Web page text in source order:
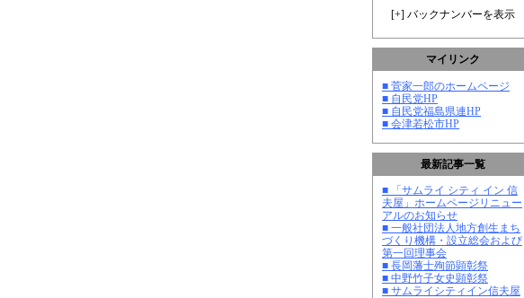
[+] バックナンバーを表示
マイリンク
■ 菅家一郎のホームページ
■ 自民党HP
■ 自民党福島県連HP
■ 会津若松市HP
最新記事一覧
■ 「サムライ シティ イン 信
夫屋」ホームページリニュー
アルのお知らせ
■ 一般社団法人地方創生まち
づくり機構・設立総会および
第一回理事会
■ 長岡藩士殉節顕彰祭
■ 中野竹子女史顕彰祭
■ サムライシティイン信夫屋